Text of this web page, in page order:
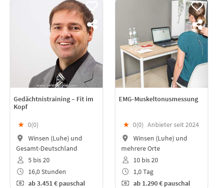
Gedächtnistraining – Fit im
Kopf
★ 0(0)
Winsen (Luhe) und
Gesamt-Deutschland
5 bis 20
16,0 Stunden
ab3.451 € pauschal
EMG-Muskeltonusmessung
★ 0(0) Anbieter seit 2024
Winsen (Luhe) und
mehrere Orte
10 bis 20
1,0 Tag
ab1.290 € pauschal